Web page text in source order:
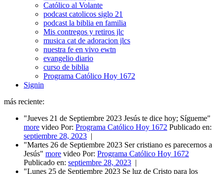
Católico al Volante
podcast catolicos siglo 21
podcast la biblia en familia
Mis contregos y retiros jlc
musica cat de adoracion jlcs
nuestra fe en vivo ewtn
evangelio diario
curso de biblia
Programa Católico Hoy 1672
Signin
más reciente:
"Jueves 21 de Septiembre 2023 Jesús te dice hoy; Sígueme"
more video Por: Programa Católico Hoy 1672 Publicado en:
septiembre 28, 2023 |
"Martes 26 de Septiembre 2023 Ser cristiano es parecernos a
Jesús" more video Por: Programa Católico Hoy 1672
Publicado en: septiembre 28, 2023 |
"Lunes 25 de Septiembre 2023 Se luz de Cristo para los